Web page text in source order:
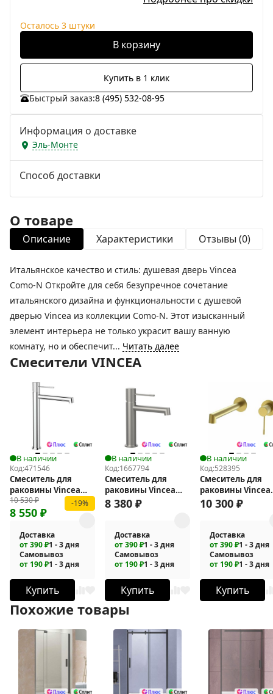
Осталось 3 штуки
В корзину
Купить в 1 клик
Быстрый заказ:8 (495) 532-08-95
Информация о доставке
Эль-Монте
Способ доставки
О товаре
Описание Характеристики Отзывы (0)
Итальянское качество и стиль: душевая дверь Vincea
Como-N Откройте для себя безупречное сочетание
итальянского дизайна и функциональности с душевой
дверью Vincea из коллекции Como-N. Этот изысканный
элемент интерьера не только украсит вашу ванную
комнату, но и обеспечит... Читать далее
Смесители VINCEA
В наличии
Код:471546
Смеситель для
раковины Vincea
Desire VBF-1D2CH
10 530₽
8 550 ₽
-19%
Доставка
от 390 ₽1 - 3 дня
Самовывоз
от 190 ₽1 - 3 дня
Купить
В наличии
Код:1667794
Смеситель для
раковины Vincea
Desire VBF-1D1BN
8 380 ₽
Доставка
от 390 ₽1 - 3 дня
Самовывоз
от 190 ₽1 - 3 дня
Купить
В наличии
Код:528395
Смеситель для
раковины Vincea
Desire VBFW-
10 300 ₽
Доставка
от 390 ₽1 - 3 дня
Самовывоз
от 190 ₽1 - 3 дня
Купить
Похожие товары